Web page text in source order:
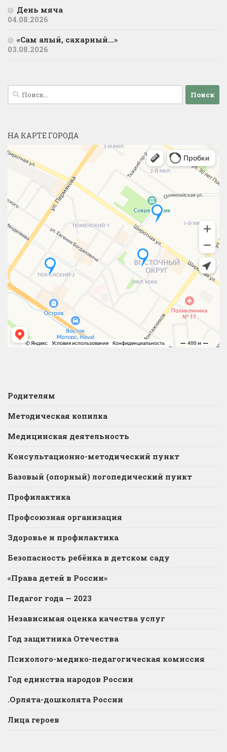
День мяча
04.08.2026
«Сам алый, сахарный…»
03.08.2026
Найти:
НА КАРТЕ ГОРОДА
Родителям
Методическая копилка
Медицинская деятельность
Консультационно-методический пункт
Базовый (опорный) логопедический пункт
Профилактика
Профсоюзная организация
Здоровье и профилактика
Безопасность ребёнка в детском саду
«Права детей в России»
Педагог года — 2023
Независимая оценка качества услуг
Год защитника Отечества
Психолого-медико-педагогическая комиссия
Год единства народов России
.Орлята-дошколята России
Лица героев